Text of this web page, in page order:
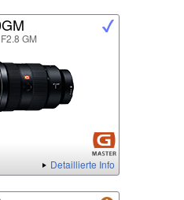
GM
Detaillierte Info